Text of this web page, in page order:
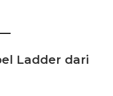
Ladder dari